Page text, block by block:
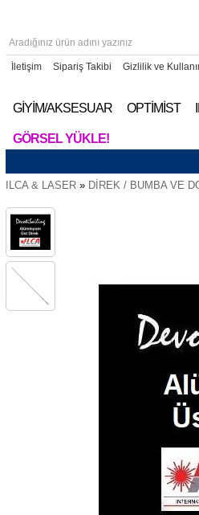
İletişim Sipariş Takibi Gizlilik ve
GİYİM/AKSESUAR OPTİMİST
GÖRSEL YÜKLE!
ILCA & LASER » DİREK / BUMBA VE